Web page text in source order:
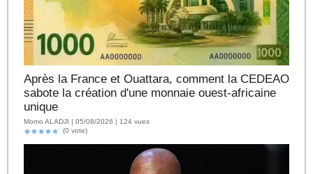
Après la France et Ouattara, comment la CEDEAO
sabote la création d'une monnaie ouest-africaine
unique
Momo ALADJI | 05/08/2026 | 124 vues
(0 vote)